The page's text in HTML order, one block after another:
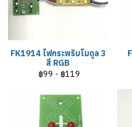
FK1914 ไฟกระพริบโมดูล 3
สี RGB
฿99 - ฿119